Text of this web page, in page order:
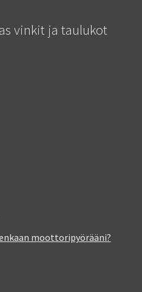
vinkit ja taulukot
moottoripyörääni?